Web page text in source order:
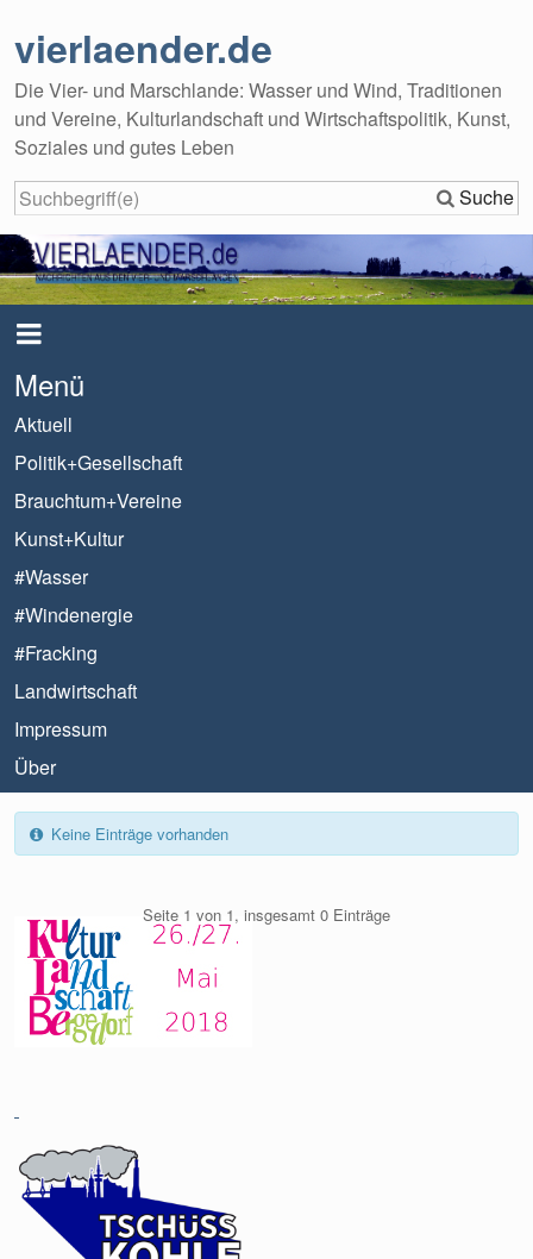
vierlaender.de
Die Vier- und Marschlande: Wasser und Wind, Traditionen
und Vereine, Kulturlandschaft und Wirtschaftspolitik, Kunst,
Soziales und gutes Leben
Suche
Menü
Aktuell
Politik+Gesellschaft
Brauchtum+Vereine
Kunst+Kultur
#Wasser
#Windenergie
#Fracking
Landwirtschaft
Impressum
Über
Keine Einträge vorhanden
Seite 1 von 1, insgesamt 0 Einträge